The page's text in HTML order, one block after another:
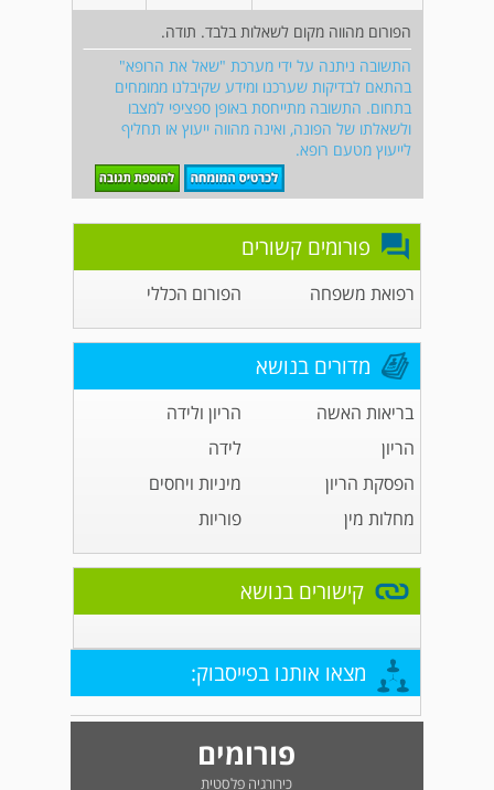
הפורום מהווה מקום לשאלות בלבד. תודה.
התשובה ניתנה על ידי מערכת "שאל את הרופא"
בהתאם לבדיקות שערכנו ומידע שקיבלנו ממומחים
בתחום. התשובה מתייחסת באופן ספציפי למצבו
ולשאלתו של הפונה, ואינה מהווה ייעוץ או תחליף
לייעוץ מטעם רופא.
פורומים קשורים
רפואת משפחה הפורום הכללי
מדורים בנושא
בריאות האשה
הריון ולידה
הריון
לידה
הפסקת הריון
מיניות ויחסים
מחלות מין
פוריות
קישורים בנושא
מצאו אותנו בפייסבוק:
פורומים
כירורגיה פלסטית